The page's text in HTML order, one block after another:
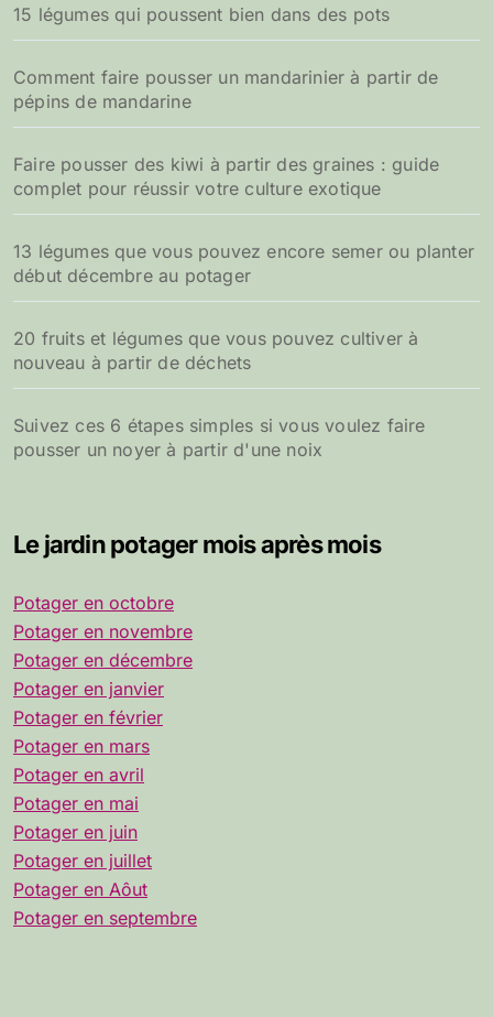
15 légumes qui poussent bien dans des pots
Comment faire pousser un mandarinier à partir de
pépins de mandarine
Faire pousser des kiwi à partir des graines : guide
complet pour réussir votre culture exotique
13 légumes que vous pouvez encore semer ou planter
début décembre au potager
20 fruits et légumes que vous pouvez cultiver à
nouveau à partir de déchets
Suivez ces 6 étapes simples si vous voulez faire
pousser un noyer à partir d'une noix
Le jardin potager mois après mois
Potager en octobre
Potager en novembre
Potager en décembre
Potager en janvier
Potager en février
Potager en mars
Potager en avril
Potager en mai
Potager en juin
Potager en juillet
Potager en Aôut
Potager en septembre